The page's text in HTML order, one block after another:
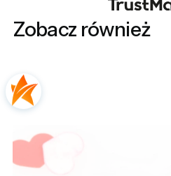
Zobacz również